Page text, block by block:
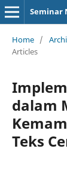
Home /
Articles
dalam
Teks